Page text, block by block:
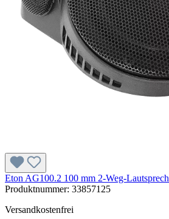
Eton AG100.2 100 mm 2-Weg-
Produktnummer: 33857125
Versandkostenfrei